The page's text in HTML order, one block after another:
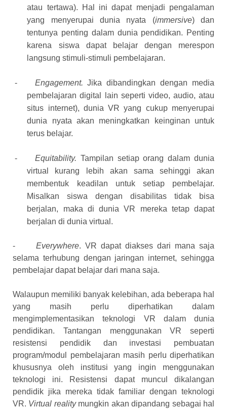
atau tertawa). Hal ini dapat menjadi pengalaman
yang menyerupai dunia nyata (immersive) dan
tentunya penting dalam dunia pendidikan. Penting
karena siswa dapat belajar dengan merespon
langsung stimuli-stimuli pembelajaran.
- Engagement.Jika dibandingkan dengan media
pembelajaran digital lain seperti video, audio, atau
situs internet), dunia VR yang cukup menyerupai
dunia nyata akan meningkatkan keinginan untuk
terus belajar.
- Equitability. Tampilan setiap orang dalam dunia
virtual kurang lebih akan sama sehinggi akan
membentuk keadilan untuk setiap pembelajar.
Misalkan siswa dengan disabilitas tidak bisa
berjalan, maka di dunia VR mereka tetap dapat
berjalan di dunia virtual.
- Everywhere.VR dapat diakses dari mana saja
selama terhubung dengan jaringan internet, sehingga
pembelajar dapat belajar dari mana saja.
Walaupun memiliki banyak kelebihan, ada beberapa hal
yang masih perlu diperhatikan dalam
mengimplementasikan teknologi VR dalam dunia
pendidikan. Tantangan menggunakan VR seperti
resistensi pendidik dan investasi pembuatan
program/modul pembelajaran masih perlu diperhatikan
khususnya oleh institusi yang ingin menggunakan
teknologi ini. Resistensi dapat muncul dikalangan
pendidik jika mereka tidak familiar dengan teknologi
VR. Virtual reality mungkin akan dipandang sebagai hal